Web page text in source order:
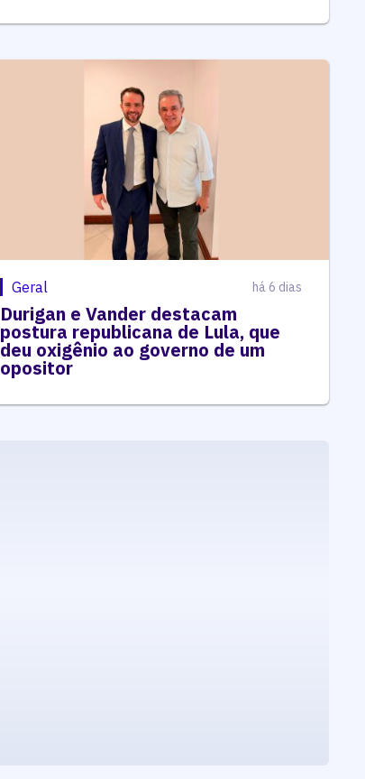
Geral há 6 dias
Durigan e Vander destacam
postura republicana de Lula, que
deu oxigênio ao governo de um
opositor